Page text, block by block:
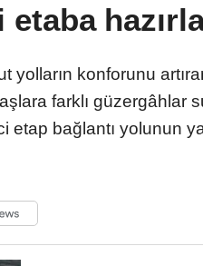
yolların konforunu
farklı güzergâhlar
bağlantı yolunun